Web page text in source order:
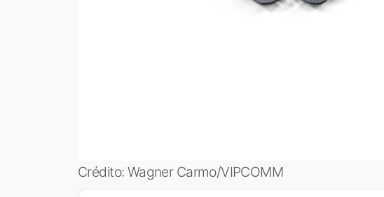
Crédito: Wagner Carmo/VIPCOMM